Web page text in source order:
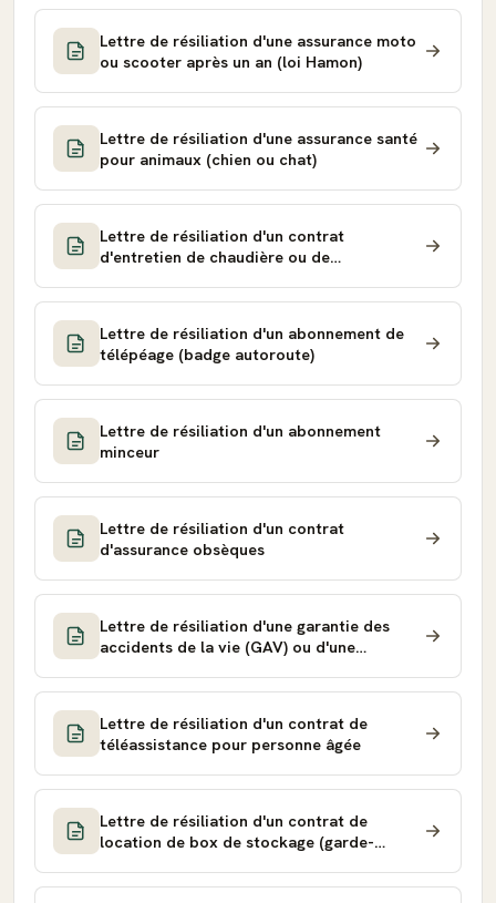
Lettre de résiliation d'une assurance moto
ou scooter après un an (loi Hamon)
Lettre de résiliation d'une assurance santé
pour animaux (chien ou chat)
Lettre de résiliation d'un contrat
d'entretien de chaudière ou de
Lettre de résiliation d'un abonnement de
télépéage (badge autoroute)
Lettre de résiliation d'un abonnement
minceur
Lettre de résiliation d'un contrat
d'assurance obsèques
Lettre de résiliation d'une garantie des
accidents de la vie (GAV) ou d'une
Lettre de résiliation d'un contrat de
téléassistance pour personne âgée
Lettre de résiliation d'un contrat de
location de box de stockage (garde-